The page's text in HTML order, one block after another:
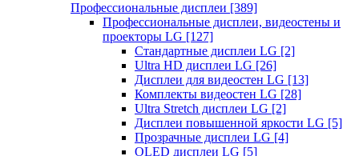
Профессиональные дисплеи [389]
Профессиональные дисплеи, видеостены и
проекторы LG [127]
Стандартные дисплеи LG [2]
Ultra HD дисплеи LG [26]
Дисплеи для видеостен LG [13]
Комплекты видеостен LG [28]
Ultra Stretch дисплеи LG [2]
Дисплеи повышенной яркости LG [5]
Прозрачные дисплеи LG [4]
OLED дисплеи LG [5]